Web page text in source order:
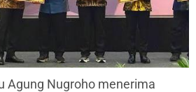
Agung Nugroho menerima